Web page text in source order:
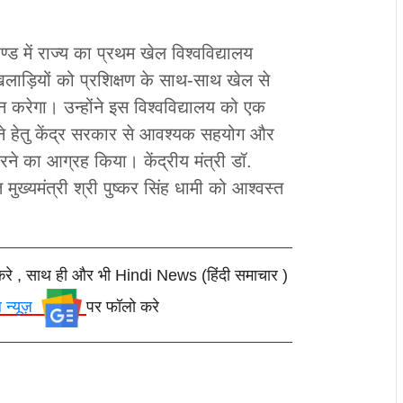
में राज्य का प्रथम खेल विश्वविद्यालय
को प्रशिक्षण के साथ-साथ खेल से
करेगा। उन्होंने इस विश्वविद्यालय को एक
हेतु केंद्र सरकार से आवश्यक सहयोग और
का आग्रह किया।केंद्रीय मंत्री डॉ.
श्री पुष्कर सिंह धामी को आश्वस्त
, साथ ही और भी Hindi News (हिंदी समाचार )
न्यूज़
पर फॉलो करे